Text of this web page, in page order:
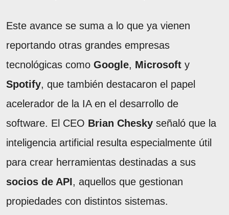
Este avance se suma a lo que ya vienen
reportando otras grandes empresas
tecnológicas como Google, Microsoft y
Spotify, que también destacaron el papel
acelerador de la IA en el desarrollo de
software. El CEO Brian Chesky señaló que la
inteligencia artificial resulta especialmente útil
para crear herramientas destinadas a sus
socios de API, aquellos que gestionan
propiedades con distintos sistemas.